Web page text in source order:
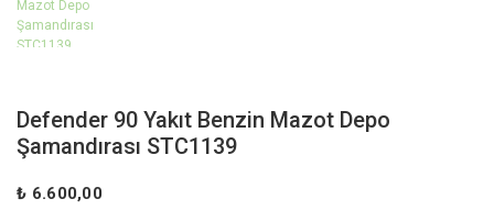
Defender 90 Yakıt Benzin Mazot Depo
Şamandırası STC1139
₺ 6.600,00